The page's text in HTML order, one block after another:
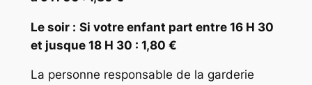
Le soir : Si votre enfant part entre 16 H 30
et jusque 18 H 30 : 1,80 €
La personne responsable de la garderie